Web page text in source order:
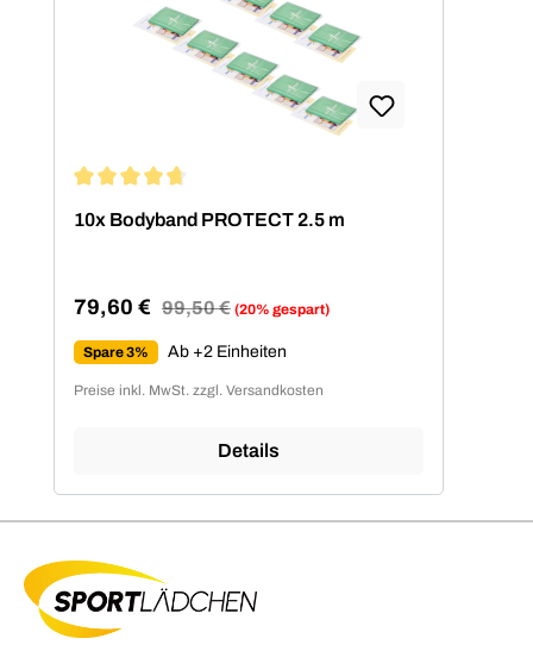
10x Bodyband PROTECT 2.5 m
Verkaufspreis:
79,60 € Regulärer Preis:
99,50 € (20% gespart)
Spare 3% Ab +2 Einheiten
Preise inkl. MwSt. zzgl. Versandkosten
Details